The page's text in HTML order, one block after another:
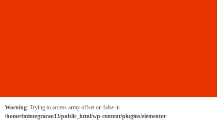
Warning: Trying to access array offset on false in
/home/fmintegracao13/public_html/wp-content/plugins/elementor-